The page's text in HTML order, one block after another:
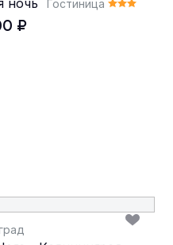
ночь
Гостиница
₽